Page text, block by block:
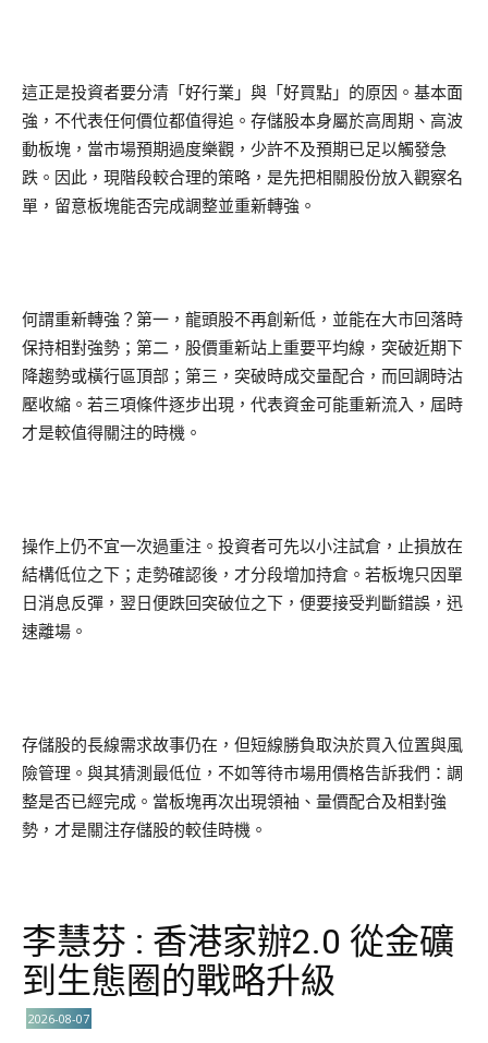
這正是投資者要分清「好行業」與「好買點」的原因。基本面
強，不代表任何價位都值得追。存儲股本身屬於高周期、高波
動板塊，當市場預期過度樂觀，少許不及預期已足以觸發急
跌。因此，現階段較合理的策略，是先把相關股份放入觀察名
單，留意板塊能否完成調整並重新轉強。
何謂重新轉強？第一，龍頭股不再創新低，並能在大市回落時
保持相對強勢；第二，股價重新站上重要平均線，突破近期下
降趨勢或橫行區頂部；第三，突破時成交量配合，而回調時沽
壓收縮。若三項條件逐步出現，代表資金可能重新流入，屆時
才是較值得關注的時機。
操作上仍不宜一次過重注。投資者可先以小注試倉，止損放在
結構低位之下；走勢確認後，才分段增加持倉。若板塊只因單
日消息反彈，翌日便跌回突破位之下，便要接受判斷錯誤，迅
速離場。
存儲股的長線需求故事仍在，但短線勝負取決於買入位置與風
險管理。與其猜測最低位，不如等待市場用價格告訴我們：調
整是否已經完成。當板塊再次出現領袖、量價配合及相對強
勢，才是關注存儲股的較佳時機。
李慧芬 : 香港家辦2.0 從金礦
到生態圈的戰略升級
2026-08-07